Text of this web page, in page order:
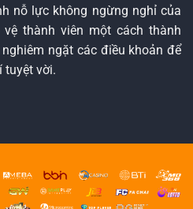
nỗ lực không ngừng nghỉ của
thành viên một cách thành
ngặt các điều khoản để
tuyệt vời.